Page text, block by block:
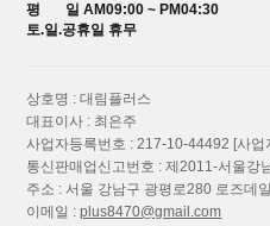
평 일 AM09:00 ~ PM04:30
토.일.공휴일 휴무
상호명 : 대림플러스
대표이사 : 최은주
사업자등록번호 : 217-10-44492 [사업
통신판매업신고번호 : 제2011-서울강
주소 : 서울 강남구 광평로280 로즈데
이메일 :plus8470@gmail.com